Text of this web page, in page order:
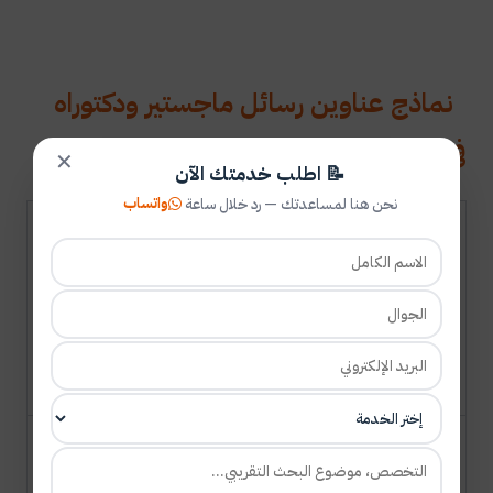
نماذج عناوين رسائل ماجستير ودكتوراه
في رياض الأطفال
11
تدريبي لتنمية
الكفايات التعليمة
الأساسية لدى
المعلمات في
سلطنة عمان
محمد بن
الصوافية
2019 دكتوراه
درجة إمكانية
تطبيق المعايير
✕ 📝 اطلب خدمتك الآن
نحن هنا لمساعدتك — رد خلال ساعة واتساب